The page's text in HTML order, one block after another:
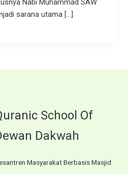
Nabi Muhammad SAW
sarana utama […]
School Of
Dakwah
Masyarakat Berbasis Masjid